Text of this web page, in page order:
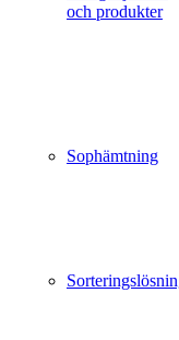
och produkter
Sophämtning